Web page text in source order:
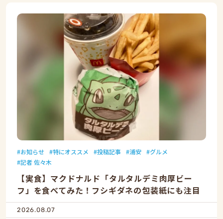
お知らせ 特にオススメ 投稿記事 浦安
グルメ
記者 佐々木
【実食】マクドナルド「タルタルデミ肉厚ビー
フ」を食べてみた！フシギダネの包装紙にも注目
2026.08.07